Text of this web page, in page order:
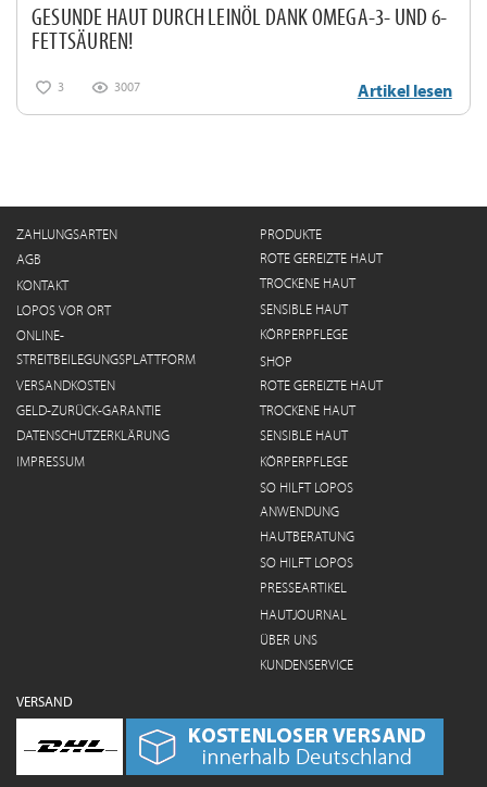
GESUNDE HAUT DURCH LEINÖL DANK OMEGA-3- UND 6-
FETTSÄUREN!
3 3007 Artikel lesen
ZAHLUNGSARTEN
AGB
KONTAKT
LOPOS VOR ORT
ONLINE-
STREITBEILEGUNGSPLATTFORM
VERSANDKOSTEN
GELD-ZURÜCK-GARANTIE
DATENSCHUTZERKLÄRUNG
IMPRESSUM
PRODUKTE
ROTE GEREIZTE HAUT
TROCKENE HAUT
SENSIBLE HAUT
KÖRPERPFLEGE
SHOP
ROTE GEREIZTE HAUT
TROCKENE HAUT
SENSIBLE HAUT
KÖRPERPFLEGE
SO HILFT LOPOS
ANWENDUNG
HAUTBERATUNG
SO HILFT LOPOS
PRESSEARTIKEL
HAUTJOURNAL
ÜBER UNS
KUNDENSERVICE
VERSAND